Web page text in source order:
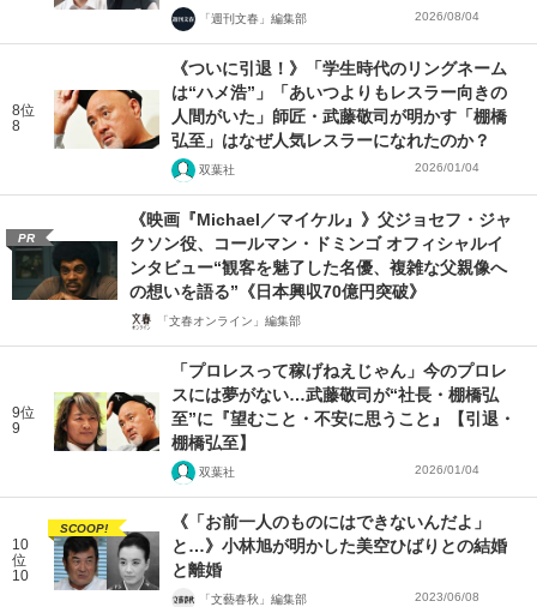
「週刊文春」編集部 2026/08/04
8位
8
《ついに引退！》「学生時代のリングネーム
は“ハメ浩”」「あいつよりもレスラー向きの
人間がいた」師匠・武藤敬司が明かす「棚橋
弘至」はなぜ人気レスラーになれたのか？
双葉社 2026/01/04
PR
《映画『Michael／マイケル』》父ジョセフ・ジャ
クソン役、コールマン・ドミンゴ オフィシャルイ
ンタビュー“観客を魅了した名優、複雑な父親像へ
の想いを語る”《日本興収70億円突破》
「文春オンライン」編集部
9位
9
「プロレスって稼げねえじゃん」今のプロレ
スには夢がない…武藤敬司が“社長・棚橋弘
至”に『望むこと・不安に思うこと』【引退・
棚橋弘至】
双葉社 2026/01/04
10
位
10
SCOOP!
《「お前一人のものにはできないんだよ」
と…》小林旭が明かした美空ひばりとの結婚
と離婚
「文藝春秋」編集部 2023/06/08